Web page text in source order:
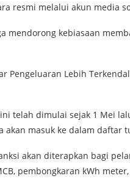
resmi melalui akun media
mendorong kebiasaan
Pengeluaran Lebih
telah dimulai sejak 1 Mei
akan masuk ke dalam
akan diterapkan bagi
pembongkaran kWh